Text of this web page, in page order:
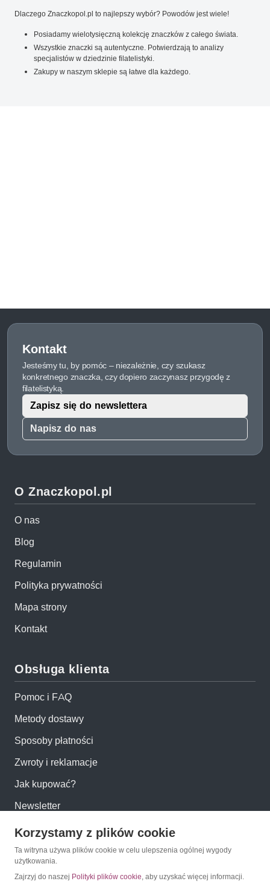
Dlaczego Znaczkopol.pl to najlepszy wybór? Powodów jest wiele!
Posiadamy wielotysięczną kolekcję znaczków z całego świata.
Wszystkie znaczki są autentyczne. Potwierdzają to analizy
specjalistów w dziedzinie filatelistyki.
Zakupy w naszym sklepie są łatwe dla każdego.
Kontakt
Jesteśmy tu, by pomóc – niezależnie, czy szukasz
konkretnego znaczka, czy dopiero zaczynasz przygodę z
filatelistyką.
Napisz do nas
Zapisz się do newslettera
O Znaczkopol.pl
O nas
Blog
Regulamin
Polityka prywatności
Mapa strony
Kontakt
Obsługa klienta
Pomoc i FAQ
Metody dostawy
Sposoby płatności
Zwroty i reklamacje
Jak kupować?
Newsletter
Konto
Moje konto
Korzystamy z plików cookie
Ta witryna używa plików cookie w celu ulepszenia ogólnej wygody
użytkowania.
Zajrzyj do naszej Polityki plików cookie, aby uzyskać więcej informacji.